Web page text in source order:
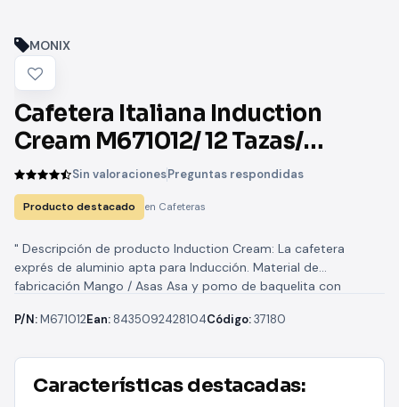
MONIX
Cafetera Italiana Induction
Cream M671012/ 12 Tazas/
MarrónSin valoracionesPreguntas respondidas
Producto destacado en Cafeteras
" Descripción de producto Induction Cream: La cafetera
exprés de aluminio apta para Inducción. Material de
fabricación Mango / Asas Asa y pomo de baquelita con
P/N:M671012Ean: 8435092428104Código:37180
Características destacadas: